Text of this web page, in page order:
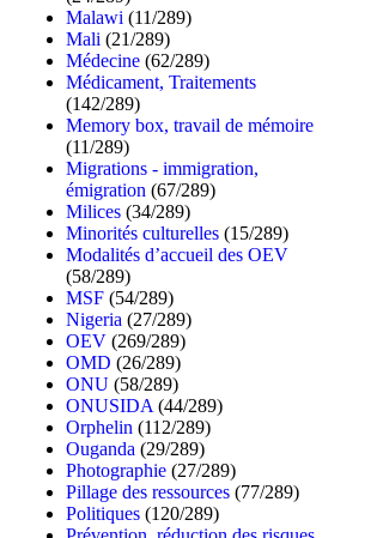
Malawi (11/289)
Mali (21/289)
Médecine (62/289)
Médicament, Traitements
(142/289)
Memory box, travail de mémoire
(11/289)
Migrations - immigration,
émigration (67/289)
Milices (34/289)
Minorités culturelles (15/289)
Modalités d’accueil des OEV
(58/289)
MSF (54/289)
Nigeria (27/289)
OEV (269/289)
OMD (26/289)
ONU (58/289)
ONUSIDA (44/289)
Orphelin (112/289)
Ouganda (29/289)
Photographie (27/289)
Pillage des ressources (77/289)
Politiques (120/289)